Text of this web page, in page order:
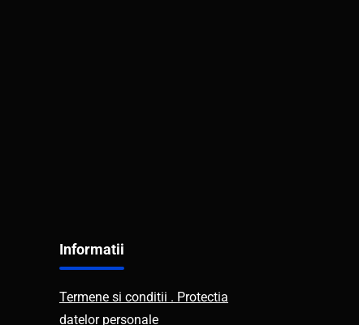
Informatii
Termene si conditii . Protectia
datelor personale